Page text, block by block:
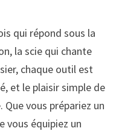
qui répond sous la
la scie qui chante
chaque outil est
et le plaisir simple de
vous prépariez un
vous équipiez un